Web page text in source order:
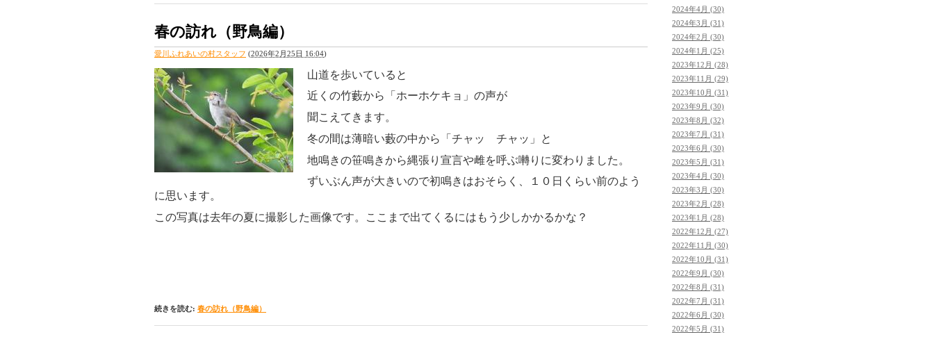
春の訪れ（野鳥編）
愛川ふれあいの村スタッフ (2026年2月25日 16:04)
山道を歩いていると
近くの竹藪から「ホーホケキョ」の声が
聞こえてきます。
冬の間は薄暗い藪の中から「チャッ チャッ」と
地鳴きの笹鳴きから縄張り宣言や雌を呼ぶ囀りに変わりました。
ずいぶん声が大きいので初鳴きはおそらく、１０日くらい前のよう
に思います。
この写真は去年の夏に撮影した画像です。ここまで出てくるにはもう少しかかるかな？
続きを読む: 春の訪れ（野鳥編）
2024年4月 (30)
2024年3月 (31)
2024年2月 (30)
2024年1月 (25)
2023年12月 (28)
2023年11月 (29)
2023年10月 (31)
2023年9月 (30)
2023年8月 (32)
2023年7月 (31)
2023年6月 (30)
2023年5月 (31)
2023年4月 (30)
2023年3月 (30)
2023年2月 (28)
2023年1月 (28)
2022年12月 (27)
2022年11月 (30)
2022年10月 (31)
2022年9月 (30)
2022年8月 (31)
2022年7月 (31)
2022年6月 (30)
2022年5月 (31)